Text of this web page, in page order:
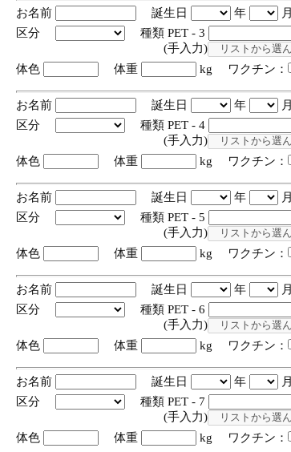
お名前 誕生日 年 月
区分
種類 PET - 3
(手入力)
体色
体重 kg ワクチン：
お名前 誕生日 年 月
区分
種類 PET - 4
(手入力)
体色
体重 kg ワクチン：
お名前 誕生日 年 月
区分
種類 PET - 5
(手入力)
体色
体重 kg ワクチン：
お名前 誕生日 年 月
区分
種類 PET - 6
(手入力)
体色
体重 kg ワクチン：
お名前 誕生日 年 月
区分
種類 PET - 7
(手入力)
体色
体重 kg ワクチン：